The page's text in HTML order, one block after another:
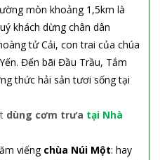
mòn khoảng 1,5km là
khách dừng chân dân
tử Cải, con trai của chúa
Đến bãi Đầu Trầu, Tắm
thức hải sản tươi sống tại
dùng cơm trưa tại Nhà
viếng chùa Núi Một: hay